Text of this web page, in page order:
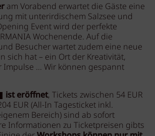
am Vorabend erwartet die Gäste eine
mit unterirdischem Salzsee und
Event wird der perfekte
Wochenende. Auf die
Besucher wartet zudem eine neue
sich hat – ein Ort der Kreativität,
... Wir können gespannt
ist eröffnet, Tickets zwischen 54 EUR
EUR (All-In Tagesticket inkl.
Bereich) sind ab sofort
Informationen zu Ticketpreisen gibts